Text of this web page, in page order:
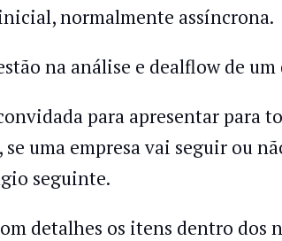
normalmente assíncrona.
na análise e dealflow de um
para apresentar para
uma empresa vai seguir ou
seguinte.
detalhes os itens dentro dos